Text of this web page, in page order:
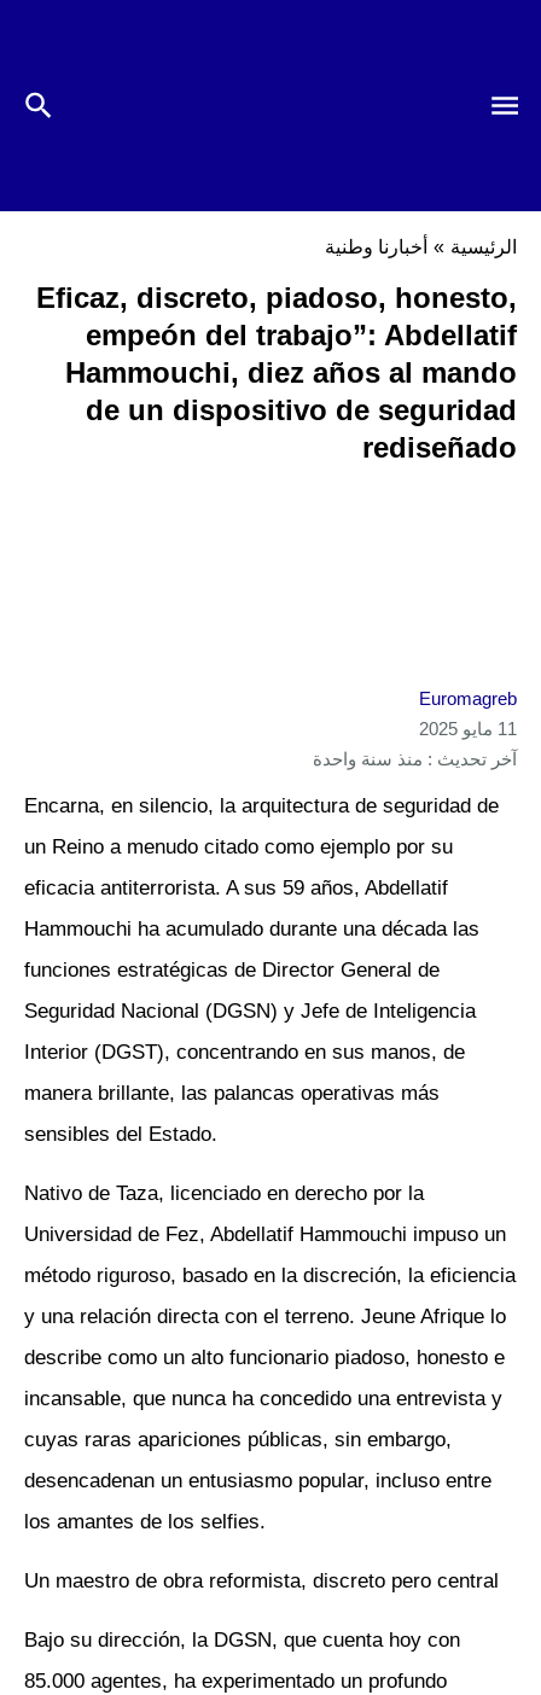
الرئيسية » أخبارنا وطنية
Eficaz, discreto, piadoso, honesto,
empeón del trabajo”: Abdellatif
Hammouchi, diez años al mando
de un dispositivo de seguridad
rediseñado
Euromagreb
11 مايو 2025
آخر تحديث : منذ سنة واحدة
Encarna, en silencio, la arquitectura de seguridad de
un Reino a menudo citado como ejemplo por su
eficacia antiterrorista. A sus 59 años, Abdellatif
Hammouchi ha acumulado durante una década las
funciones estratégicas de Director General de
Seguridad Nacional (DGSN) y Jefe de Inteligencia
Interior (DGST), concentrando en sus manos, de
manera brillante, las palancas operativas más
sensibles del Estado.
Nativo de Taza, licenciado en derecho por la
Universidad de Fez, Abdellatif Hammouchi impuso un
método riguroso, basado en la discreción, la eficiencia
y una relación directa con el terreno. Jeune Afrique lo
describe como un alto funcionario piadoso, honesto e
incansable, que nunca ha concedido una entrevista y
cuyas raras apariciones públicas, sin embargo,
desencadenan un entusiasmo popular, incluso entre
los amantes de los selfies.
Un maestro de obra reformista, discreto pero central
Bajo su dirección, la DGSN, que cuenta hoy con
85.000 agentes, ha experimentado un profundo